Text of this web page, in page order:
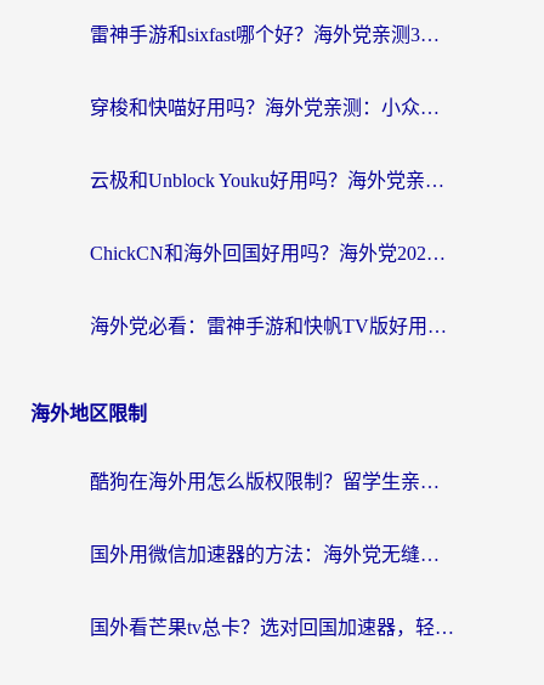
雷神手游和sixfast哪个好？海外党亲测3款回国加速器，教你选对不踩坑
穿梭和快喵好用吗？海外党亲测：小众加速器对比+番茄加速器深度体验
云极和Unblock Youku好用吗？海外党亲测+2026回国加速器避坑指南
ChickCN和海外回国好用吗？海外党2026亲测：从手游到影音，选对加速器的3个关键
海外党必看：雷神手游和快帆TV版好用吗？3步选对回国加速器不踩坑
海外地区限制
酷狗在海外用怎么版权限制？留学生亲测：3步解决听国内音乐难题
国外用微信加速器的方法：海外党无缝连接国内生活的实用指南
国外看芒果tv总卡？选对回国加速器，轻松追《浪姐》不费劲